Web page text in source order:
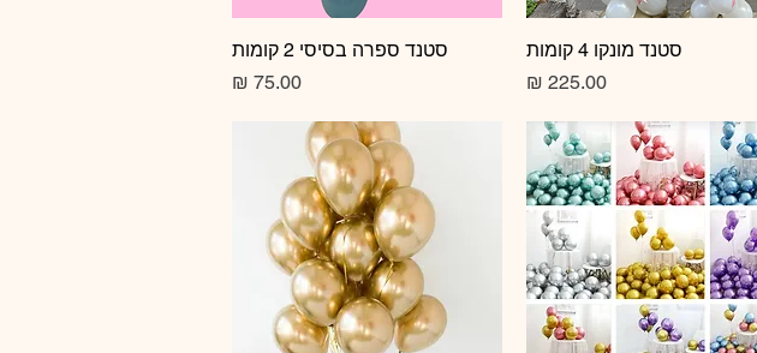
תצוגה מהירה
סטנד מונקו 4 קומות
מחיר‏225.00 ‏₪
תצוגה מהירה
סטנד ספרה בסיסי 2 קומות
מחיר